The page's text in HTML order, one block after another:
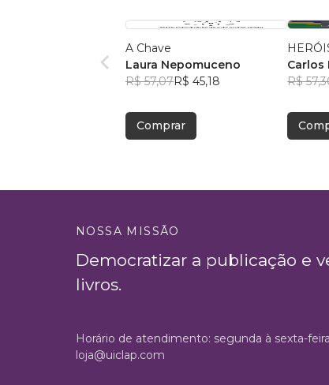
A Chave
Laura Nepomuceno
R$ 57,07R$ 45,18
Comprar
Carlos
R$
NOSSA MISSÃO
Democratizar a publicação e
livros.
Horário de atendimento: segunda à sexta-
loja@uiclap.com